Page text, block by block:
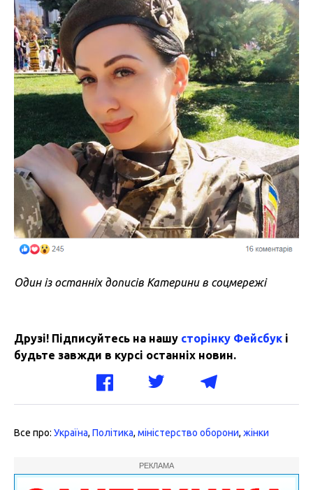
Один із останніх дописів Катерини в соцмережі
Друзі! Підписуйтесь на нашу сторінку Фейсбук і
будьте завжди в курсі останніх новин.
Все про: Україна, Політика, міністерство оборони, жінки
РЕКЛАМА